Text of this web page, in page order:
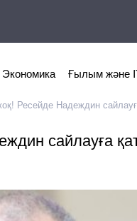
Экономика Ғылым және
Ресейде Надеждин
сайлауға